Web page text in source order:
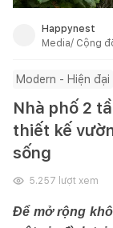
Happynest
Media/ Cộng
Modern - Hiện đại
Nhà phố 2
thiết kế
sống
5.257 lượt xem
Để mở rộng